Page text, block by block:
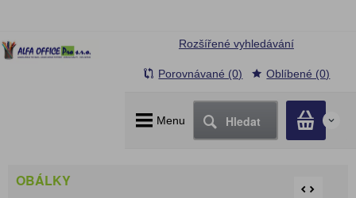
Menu Hledat 0
Rozšířené vyhledávání
Porovnávané (0) Oblíbené (0)
OBÁLKY